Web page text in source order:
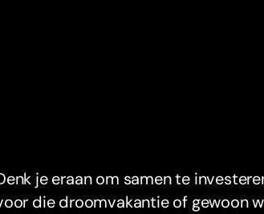
je eraan om samen te
die droomvakantie of gewoon